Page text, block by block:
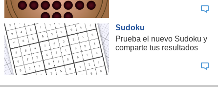
Sudoku
Prueba el nuevo Sudoku y
comparte tus resultados